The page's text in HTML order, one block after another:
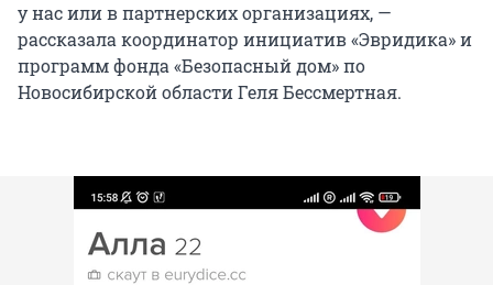
у нас или в партнерских организациях, —
рассказала координатор инициатив «Эвридика» и
программ фонда «Безопасный дом» по
Новосибирской области Геля Бессмертная.